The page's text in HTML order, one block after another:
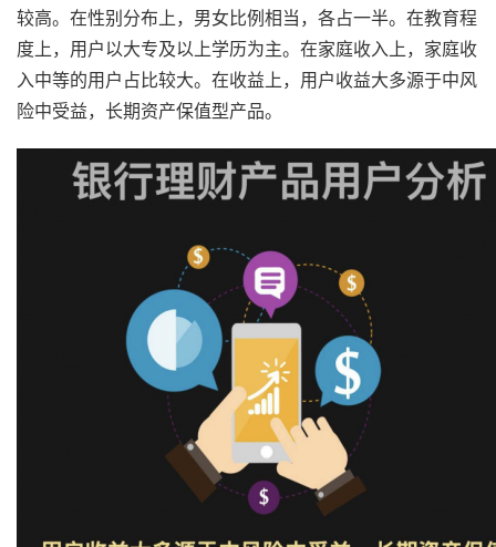
较高。在性别分布上，男女比例相当，各占一半。在教育程
度上，用户以大专及以上学历为主。在家庭收入上，家庭收
入中等的用户占比较大。在收益上，用户收益大多源于中风
险中受益，长期资产保值型产品。